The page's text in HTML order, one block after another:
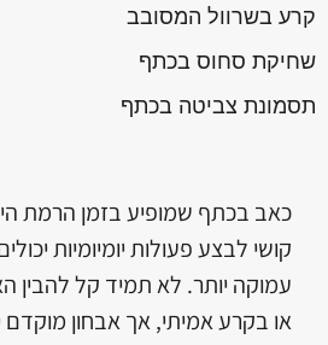
קרע בשרוול המסובב
שחיקת סחוס בכתף
תסמונת צביטה בכתף
כאב בכתף שמופיע בזמן הרמת
קושי לבצע פעולות יומיומיות
עמוקה יותר. לא תמיד קל להבין
או בקרע אמיתי, אך אבחון מוקדם